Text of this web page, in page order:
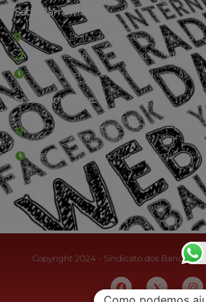
Sede Barra Mansa
Rua Rio Branco, nº107 (2º andar),
(24) 3323-2848 ou (24) 3323-2500
De segunda à sexta-feira , das 9h às 17h.
Sede Campestre:
Estrada Governador Chagas Freitas –
Antônio – Barra Mansa
De terça-feira a domingo, das 9h às 17h
Copyright 2024 - Sindicato dos Bancários